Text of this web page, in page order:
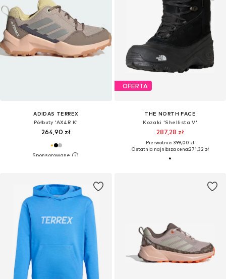
ADIDAS TERREX
Półbuty 'AX4R K'
264,90 zł
OFERTA
THE NORTH FACE
Kozaki 'Shellista V'
287,28 zł
Pierwotnie: 399,00 zł
Ostatnia najniższa cena:271,32 zł